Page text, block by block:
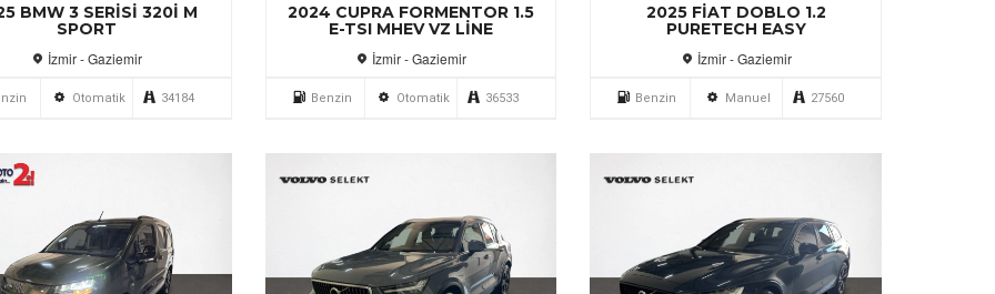
BMW 3 SERISI 320I M
SPORT
İzmir - Gaziemir
Otomatik 34184
2024 CUPRA FORMENTOR 1.5
E-TSI MHEV VZ LINE
İzmir - Gaziemir
Benzin Otomatik 36533
2025 FIAT DOBLO 1.2
PURETECH EASY
İzmir - Gaziemir
Benzin Manuel 27560